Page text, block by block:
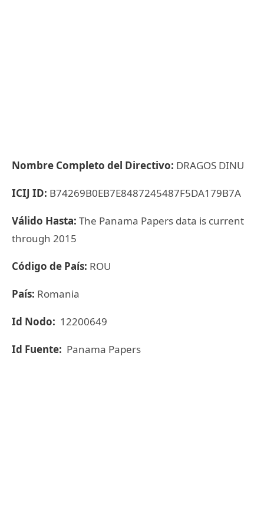
Nombre Completo del Directivo: DRAGOS DINU
ICIJ ID: B74269B0EB7E8487245487F5DA179B7A
Válido Hasta: The Panama Papers data is current
through 2015
Código de País: ROU
País: Romania
Id Nodo: 12200649
Id Fuente: Panama Papers